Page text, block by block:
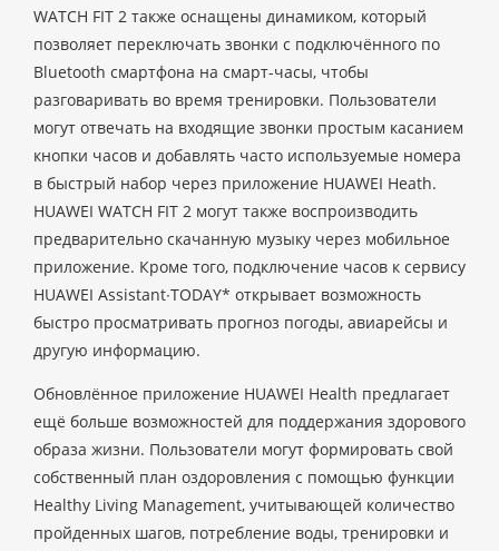
WATCH FIT 2 также оснащены динамиком, который
позволяет переключать звонки с подключённого по
Bluetooth смартфона на смарт-часы, чтобы
разговаривать во время тренировки. Пользователи
могут отвечать на входящие звонки простым касанием
кнопки часов и добавлять часто используемые номера
в быстрый набор через приложение HUAWEI Heath.
HUAWEI WATCH FIT 2 могут также воспроизводить
предварительно скачанную музыку через мобильное
приложение. Кроме того, подключение часов к сервису
HUAWEI Assistant∙TODAY* открывает возможность
быстро просматривать прогноз погоды, авиарейсы и
другую информацию.
Обновлённое приложение HUAWEI Health предлагает
ещё больше возможностей для поддержания здорового
образа жизни. Пользователи могут формировать свой
собственный план оздоровления с помощью функции
Healthy Living Management, учитывающей количество
пройденных шагов, потребление воды, тренировки и